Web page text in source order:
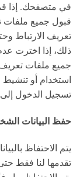
في متصفحك. إذا
قبول جميع ملفات
تعريف الارتباط
ذلك، إذا اخترت
جميع ملفات
استخدام أو تنشيط
تسجيل الدخول إلى
حفظ البيانات
يتم الاحتفاظ
تقدمها لنا فقط